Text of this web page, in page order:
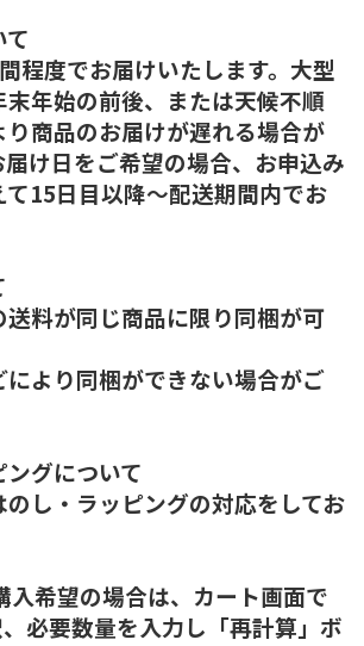
程度でお届けいたします。大型
年始の前後、または天候不順
商品のお届けが遅れる場合が
け日をご希望の場合、お申込み
15日目以降～配送期間内でお
料が同じ商品に限り同梱が可
より同梱ができない場合がご
グについて
のし・ラッピングの対応をしてお
希望の場合は、カート画面で
、必要数量を入力し「再計算」ボ